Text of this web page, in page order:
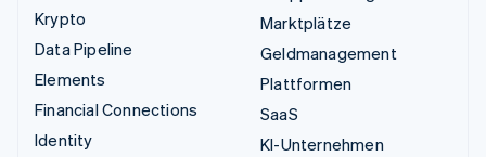
Krypto
Data Pipeline
Elements
Financial Connections
Identity
Marktplätze
Geldmanagement
Plattformen
SaaS
KI-Unternehmen